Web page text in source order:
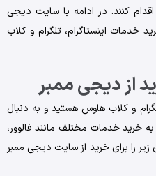
کنند. در ادامه با سایت دیجی
خدمات اینستاگرام، تلگرام و کلاب
از دیجی ممبر
و کلاب هاوس هستید و به‌ دنبال
خرید خدمات مختلف مانند فالوور،
را برای خرید از سایت دیجی ممبر